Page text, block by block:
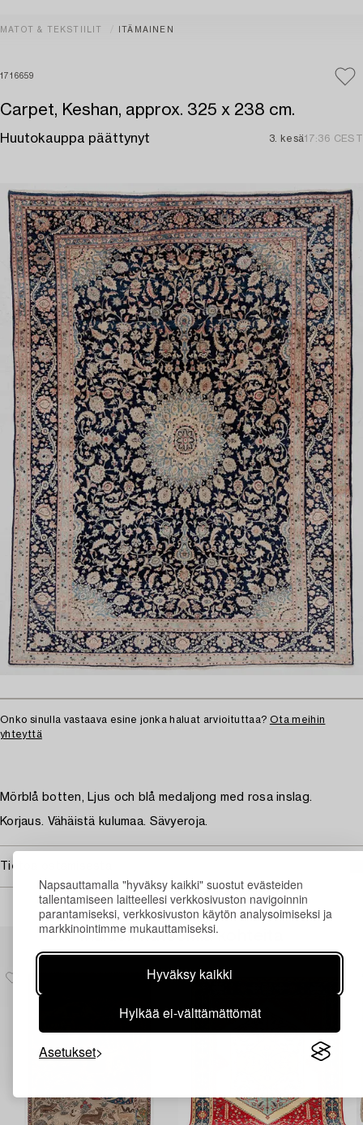
Napsauttamalla "hyväksy kaikki" suostut evästeiden
tallentamiseen laitteellesi verkkosivuston navigoinnin
parantamiseksi, verkkosivuston käytön analysoimiseksi ja
markkinointimme mukauttamiseksi.
Hyväksy kaikki
Hylkää ei-välttämättömät
Asetukset
MATOT & TEKSTIILIT ITÄMAINEN
1716659
Carpet, Keshan, approx. 325 x 238 cm.
Huutokauppa päättynyt 3. kesä17:36 CEST
Onko sinulla vastaava esine jonka haluat arvioituttaa? Ota meihin
yhteyttä
Mörblå botten, Ljus och blå medaljong med rosa inslag.
Korjaus. Vähäistä kulumaa. Sävyeroja.
Tietoa ostamisesta
Muiden katsomia kohteita